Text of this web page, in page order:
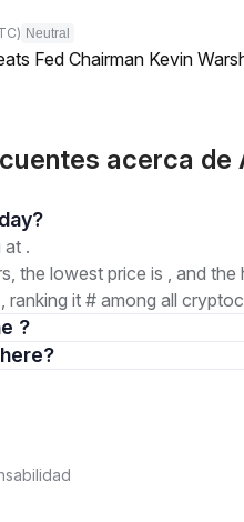
Neutral
Fed Chairman Kevin
acerca de
is today?
at .
the lowest price is , and
ranking it # among all
?
are there?